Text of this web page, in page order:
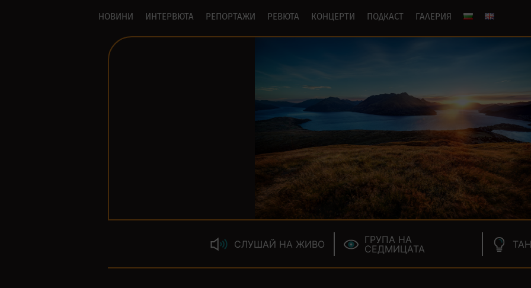
НОВИНИ ИНТЕРВЮТА РЕПОРТАЖИ РЕВЮТА КОНЦЕРТИ ПОДКАСТ ГАЛЕРИЯ
СЛУШАЙ НА ЖИВО
ГРУПА НА
СЕДМИЦАТА